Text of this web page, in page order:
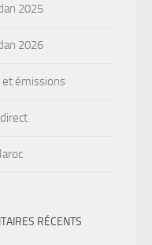
2025
2026
et émissions
RÉCENTS